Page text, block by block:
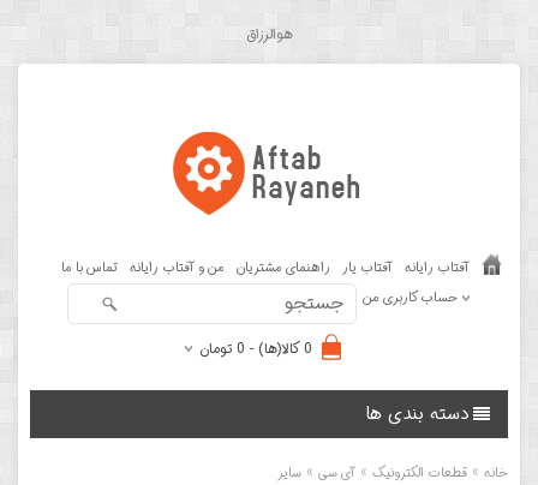
هوالرزاق
آفتاب رایانه آفتاب یار راهنمای مشتریان من و آفتاب رایانه تماس با ما
حساب کاربری من
0 کالا(ها) - 0 تومان
دسته بندی ها
خانه » قطعات الکترونیک » آی سی » سایر